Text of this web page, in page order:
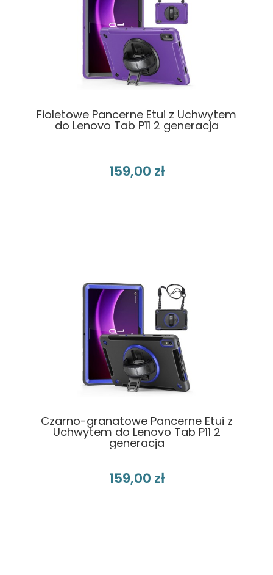
Fioletowe Pancerne Etui z Uchwytem
do Lenovo Tab P11 2 generacja
159,00 zł
Czarno-granatowe Pancerne Etui z
Uchwytem do Lenovo Tab P11 2
generacja
159,00 zł